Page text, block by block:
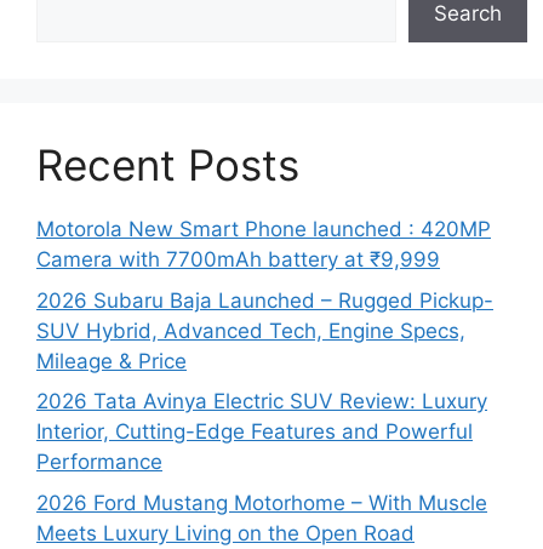
Search
Recent Posts
Motorola New Smart Phone launched : 420MP
Camera with 7700mAh battery at ₹9,999
2026 Subaru Baja Launched – Rugged Pickup-
SUV Hybrid, Advanced Tech, Engine Specs,
Mileage & Price
2026 Tata Avinya Electric SUV Review: Luxury
Interior, Cutting-Edge Features and Powerful
Performance
2026 Ford Mustang Motorhome – With Muscle
Meets Luxury Living on the Open Road